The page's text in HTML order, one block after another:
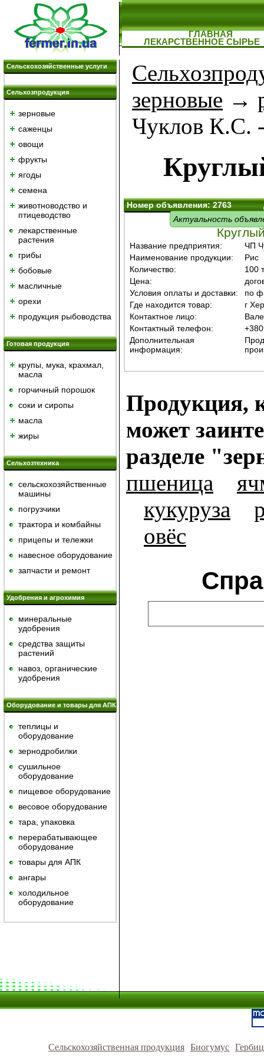
ГЛАВНАЯ
ЛЕКАРСТВЕННОЕ СЫРЬЕ
Сельскохозяйственные услуги
Сельхозпродукция
зерновые
саженцы
овощи
фрукты
ягоды
семена
животноводство и
птицеводство
лекарственные
растения
грибы
бобовые
масличные
орехи
продукция рыбоводства
Готовая продукция
крупы, мука, крахмал,
масла
горчичный порошок
cоки и сиропы
масла
жиры
Сельхозтехника
сельскохозяйственные
машины
погрузчики
трактора и комбайны
прицепы и тележки
навесное оборудование
запчасти и ремонт
Удобрения и агрохимия
минеральные
удобрения
средства защиты
растений
навоз, органические
удобрения
Оборудование и товары для АПК
теплицы и
оборудование
зернодробилки
сушильное
оборудование
пищевое оборудование
весовое оборудование
тара, упаковка
перерабатывающее
оборудование
товары для АПК
ангары
холодильное
оборудование
зерновые →
Чуклов К.С.
Номер объявления: 2763
Актуальность
Название предприятия:
ЧП
Наименование продукции:
Рис
Количество:
100 т
Цена:
Условия оплаты и доставки:
по
Где находится товар:
г
Контактное лицо:
Контактный телефон:
Дополнительная
информация:
Продукция,
может
разделе
пшеница
кукуруза
овёс
Сельскохозяйственная продукция Биогумус